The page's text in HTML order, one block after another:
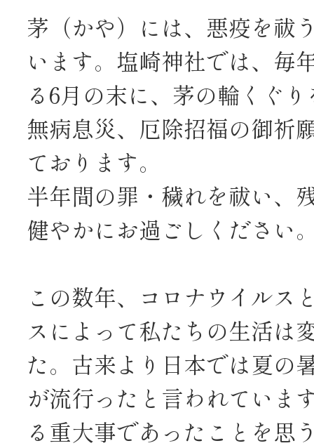
茅（かや）には、悪疫を祓
います。塩崎神社では、毎
る6月の末に、茅の輪くぐ
無病息災、厄除招福の御祈
ております。
半年間の罪・穢れを祓い、
健やかにお過ごしください
この数年、コロナウイルス
スによって私たちの生活は
た。古来より日本では夏の
が流行ったと言われていま
る重大事であったことを思